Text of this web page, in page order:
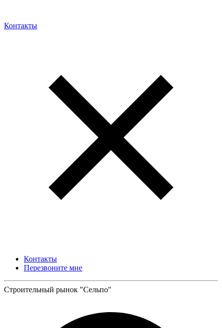
Контакты
Контакты
Перезвоните мне
Строительный рынок "Сельпо"